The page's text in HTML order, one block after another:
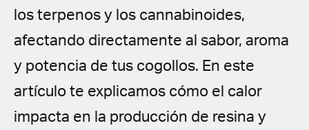
los terpenos y los cannabinoides,
afectando directamente al sabor, aroma
y potencia de tus cogollos. En este
artículo te explicamos cómo el calor
impacta en la producción de resina y